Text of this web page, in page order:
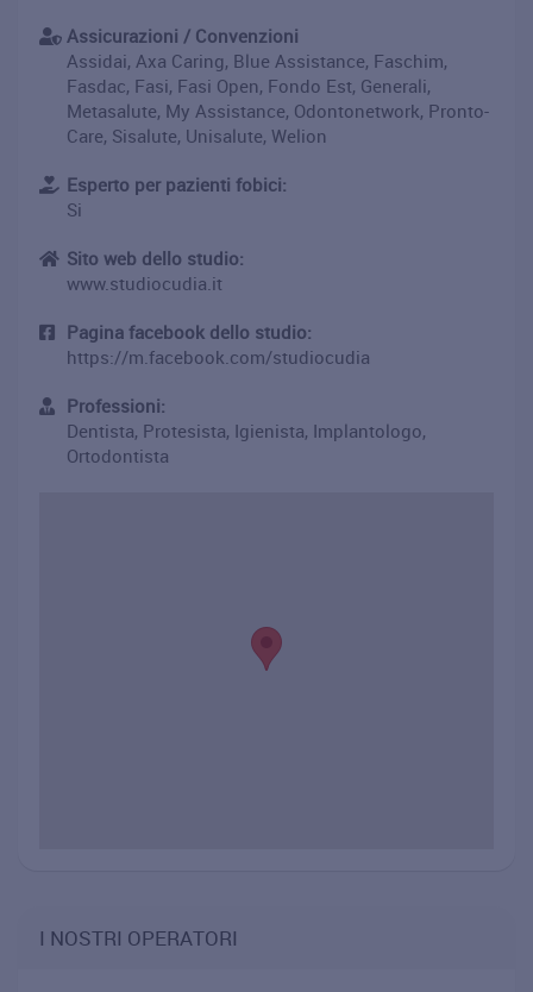
Assicurazioni / Convenzioni
Assidai, Axa Caring, Blue Assistance, Faschim,
Fasdac, Fasi, Fasi Open, Fondo Est, Generali,
Metasalute, My Assistance, Odontonetwork, Pronto-
Care, Sisalute, Unisalute, Welion
Esperto per pazienti fobici:
Si
Sito web dello studio:
www.studiocudia.it
Pagina facebook dello studio:
https://m.facebook.com/studiocudia
Professioni:
Dentista, Protesista, Igienista, Implantologo,
Ortodontista
I NOSTRI OPERATORI